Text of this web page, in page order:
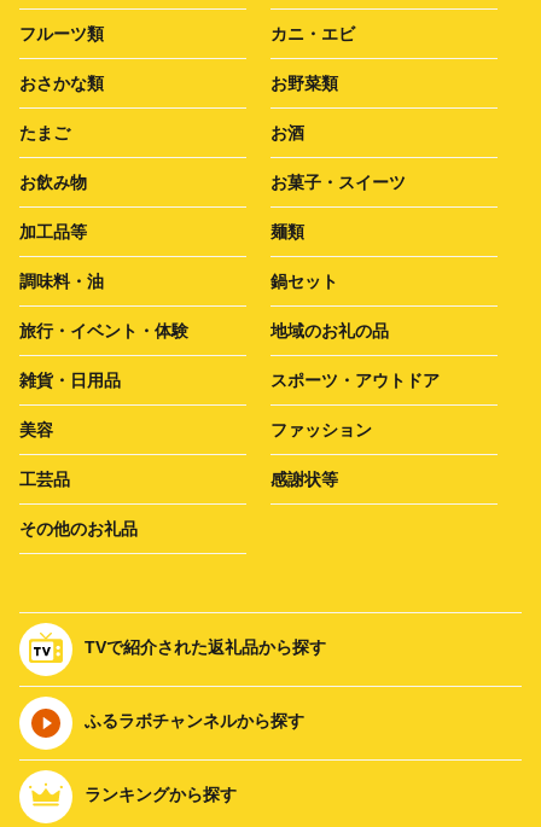
フルーツ類 カニ・エビ
おさかな類 お野菜類
たまご お酒
お飲み物 お菓子・スイーツ
加工品等 麺類
調味料・油 鍋セット
旅行・イベント・体験 地域のお礼の品
雑貨・日用品 スポーツ・アウトドア
美容 ファッション
工芸品 感謝状等
その他のお礼品
TVで紹介された返礼品から探す
ふるラボチャンネルから探す
ランキングから探す